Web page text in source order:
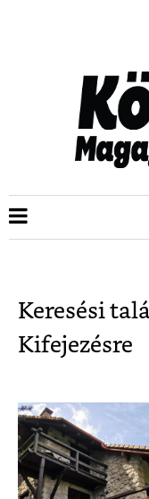
Keresési
Kifejezésre